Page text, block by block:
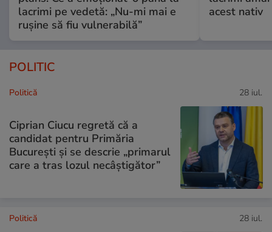
lacrimi pe vedetă: „Nu-mi mai e
rușine să fiu vulnerabilă”
acest nativ
POLITIC
Politică 28 iul.
Ciprian Ciucu regretă că a
candidat pentru Primăria
București și se descrie „primarul
care a tras lozul necâștigător”
Politică 28 iul.